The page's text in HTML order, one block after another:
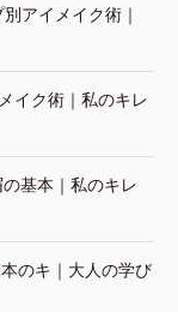
アイメイク術｜
イク術｜私のキレ
基本｜私のキレ
のキ｜大人の学び